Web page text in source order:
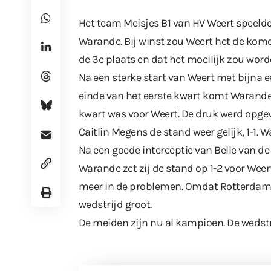
Het team Meisjes B1 van HV Weert
Warande. Bij winst zou Weert het de
de 3e plaats en dat het moeilijk zou
Na een sterke start van Weert met bijna
einde van het eerste kwart komt
kwart was voor Weert. De druk werd
Caitlin Megens de stand weer gelijk, 1-1.
Na een goede interceptie van Belle van
Warande zet zij de stand op 1-2 voor
meer in de problemen. Omdat
wedstrijd groot.
De meiden zijn nu al kampioen. De